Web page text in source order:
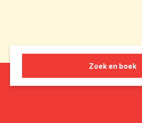
Zoek en boek